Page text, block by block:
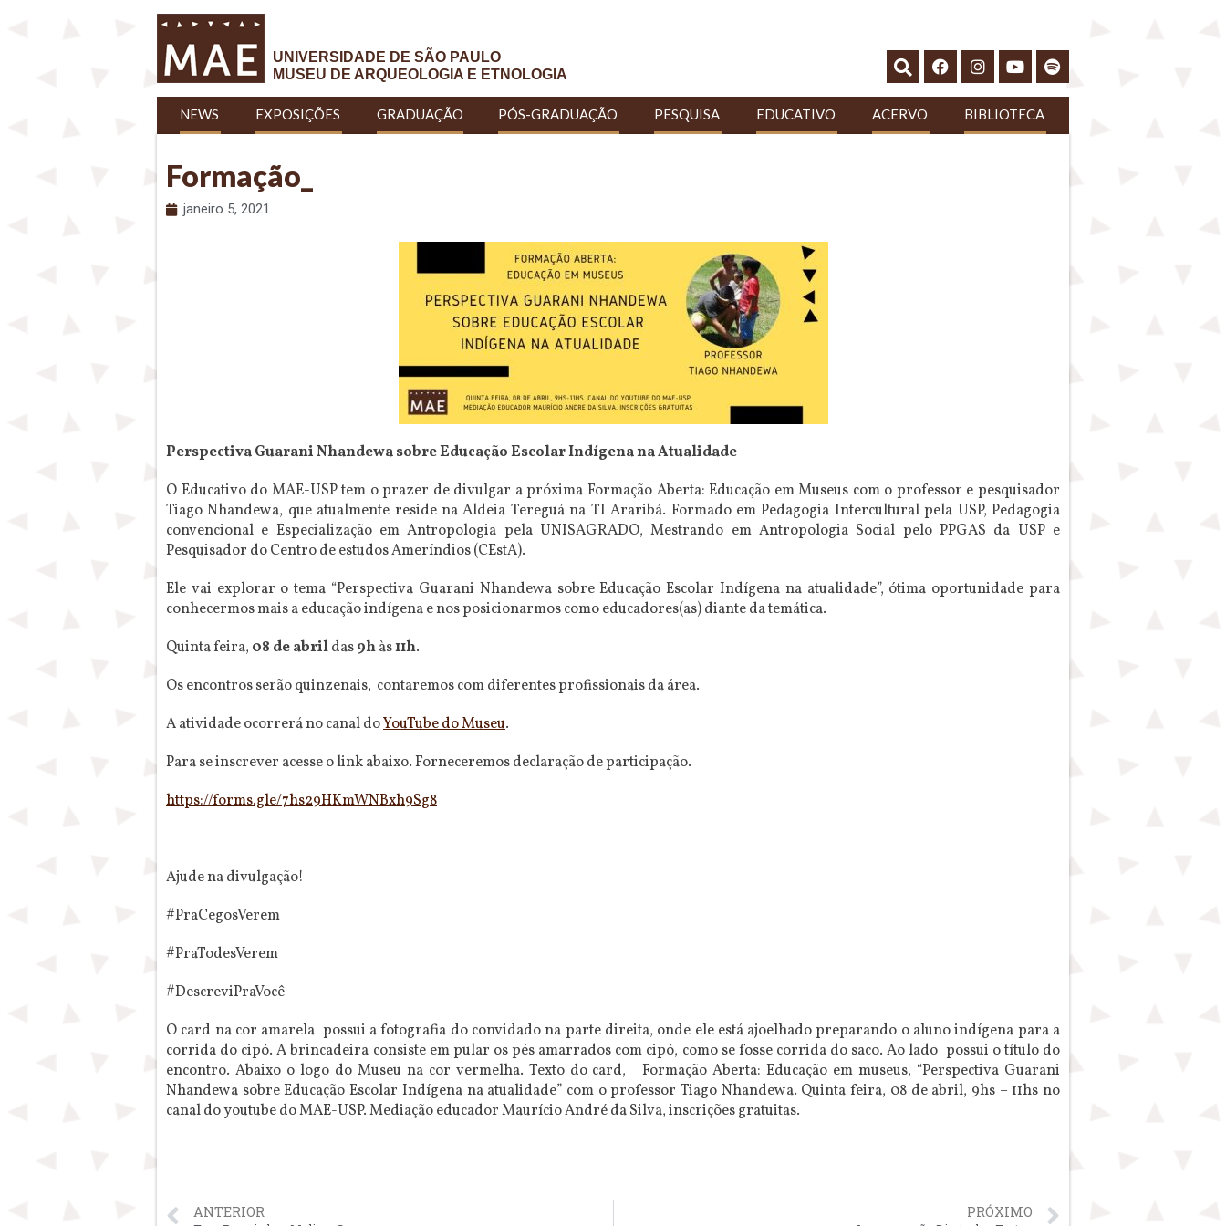
UNIVERSIDADE DE SÃO PAULO
MUSEU DE ARQUEOLOGIA E ETNOLOGIA
NEWS EXPOSIÇÕES GRADUAÇÃO PÓS-GRADUAÇÃO PESQUISA EDUCATIVO ACERVO BIBLIOTECA
Formação_
janeiro 5, 2021
Perspectiva Guarani Nhandewa sobre Educação Escolar Indígena na Atualidade
O Educativo do MAE-USP tem o prazer de divulgar a próxima Formação Aberta: Educação em Museus com o professor e pesquisador
Tiago Nhandewa, que atualmente reside na Aldeia Tereguá na TI Araribá. Formado em Pedagogia Intercultural pela USP, Pedagogia
convencional e Especialização em Antropologia pela UNISAGRADO, Mestrando em Antropologia Social pelo PPGAS da USP e
Pesquisador do Centro de estudos Ameríndios (CEstA).
Ele vai explorar o tema “Perspectiva Guarani Nhandewa sobre Educação Escolar Indígena na atualidade”, ótima oportunidade para
conhecermos mais a educação indígena e nos posicionarmos como educadores(as) diante da temática.
Quinta feira, 08 de abrildas9hàs11h.
Os encontros serão quinzenais, contaremos com diferentes profissionais da área.
A atividade ocorrerá no canal doYouTube do Museu.
Para se inscrever acesse o link abaixo. Forneceremos declaração de participação.
https://forms.gle/7hs29HKmWNBxh9Sg8
Ajude na divulgação!
#PraCegosVerem
#PraTodesVerem
#DescreviPraVocê
O card na cor amarela possui a fotografia do convidado na parte direita, onde ele está ajoelhado preparando o aluno indígena para a
corrida do cipó. A brincadeira consiste em pular os pés amarrados com cipó, como se fosse corrida do saco. Ao lado possui o título do
encontro. Abaixo o logo do Museu na cor vermelha. Texto do card, Formação Aberta: Educação em museus, “Perspectiva Guarani
Nhandewa sobre Educação Escolar Indígena na atualidade” com o professor Tiago Nhandewa. Quinta feira, 08 de abril, 9hs – 11hs no
canal do youtube do MAE-USP. Mediação educador Maurício André da Silva, inscrições gratuitas.
ANTERIOR PRÓXIMO